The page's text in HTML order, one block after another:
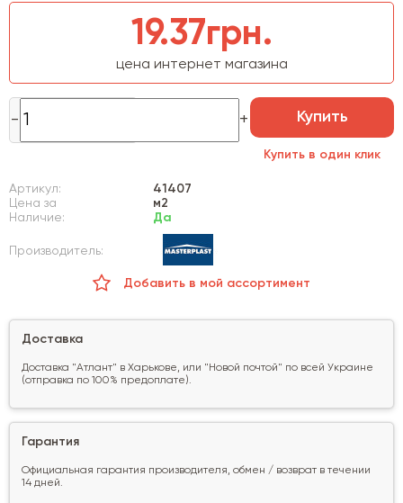
19.37грн.
цена интернет магазина
Купить
Купить в один клик
Артикул:
41407
Цена за
м2
Наличие:
Да
Производитель:
Добавить в мой ассортимент
Доставка
Доставка "Атлант" в Харькове, или "Новой почтой" по всей Украине
(отправка по 100% предоплате).
Гарантия
Официальная гарантия производителя, обмен / возврат в течении
14 дней.